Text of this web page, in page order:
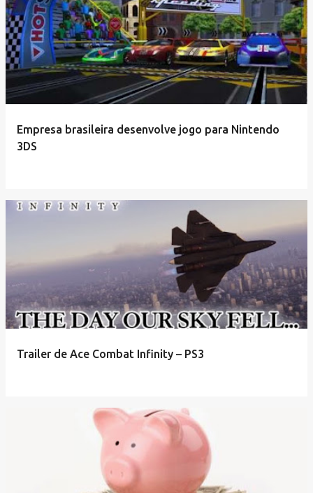
Empresa brasileira desenvolve jogo para Nintendo
3DS
Trailer de Ace Combat Infinity – PS3